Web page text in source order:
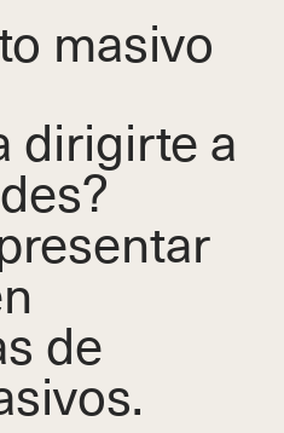
masivo
dirigirte a
de